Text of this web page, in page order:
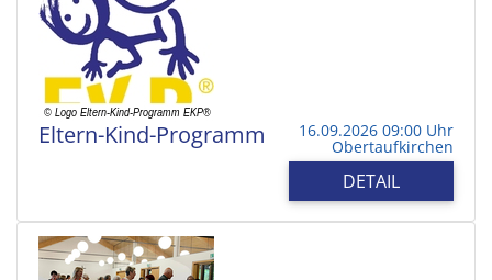
Eltern-Kind-Programm 16.09.2026 09:00 Uhr
Obertaufkirchen
DETAIL